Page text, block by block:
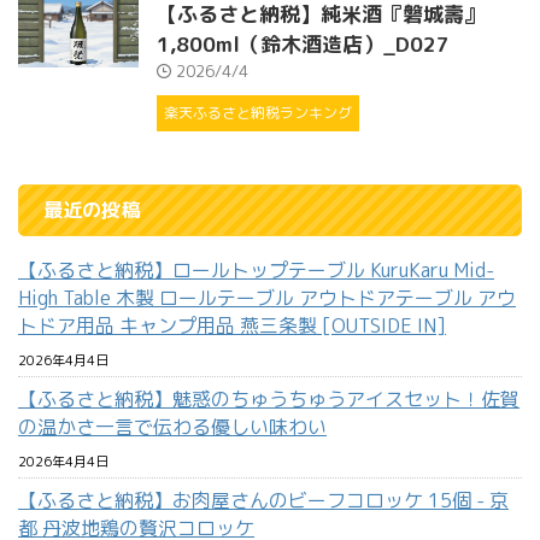
【ふるさと納税】純米酒『磐城壽』
1,800ml（鈴木酒造店）_D027
2026/4/4
楽天ふるさと納税ランキング
最近の投稿
【ふるさと納税】ロールトップテーブル KuruKaru Mid-
High Table 木製 ロールテーブル アウトドアテーブル アウ
トドア用品 キャンプ用品 燕三条製 [OUTSIDE IN]
2026年4月4日
【ふるさと納税】魅惑のちゅうちゅうアイスセット！佐賀
の温かさ一言で伝わる優しい味わい
2026年4月4日
【ふるさと納税】お肉屋さんのビーフコロッケ 15個 - 京
都 丹波地鶏の贅沢コロッケ